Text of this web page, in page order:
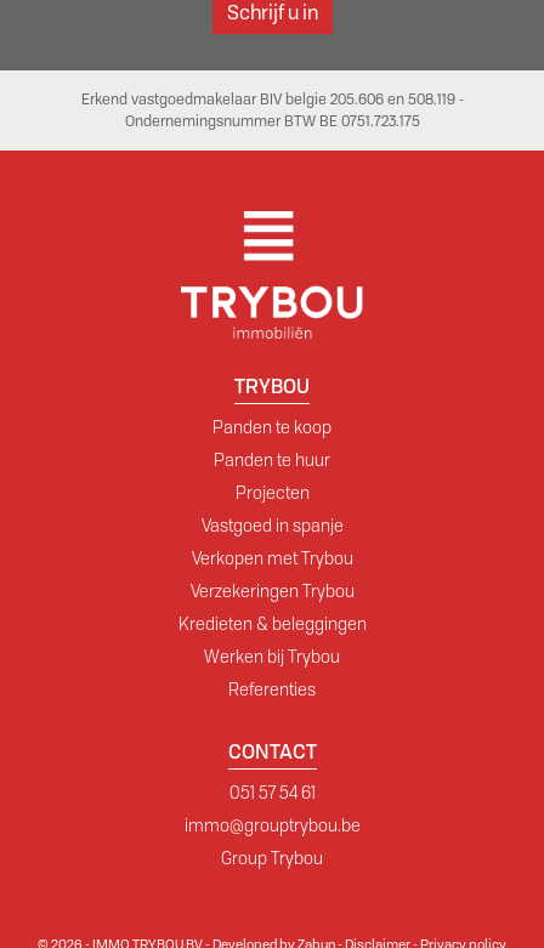
Schrijf u in
Erkend vastgoedmakelaar BIV belgie 205.606 en 508.119 -
Ondernemingsnummer BTW BE 0751.723.175
TRYBOU
Panden te koop
Panden te huur
Projecten
Vastgoed in spanje
Verkopen met Trybou
Verzekeringen Trybou
Kredieten & beleggingen
Werken bij Trybou
Referenties
CONTACT
051 57 54 61
immo@grouptrybou.be
Group Trybou
© 2026 - IMMO TRYBOU BV -Developed by Zabun-Disclaimer-Privacy policy